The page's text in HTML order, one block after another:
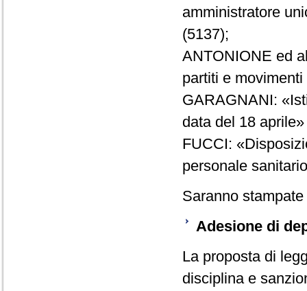
amministratore
(5137);
ANTONIONE ed
partiti e
GARAGNANI:
data del 18
FUCCI:
personale
Saranno
Adesione di
La proposta di
disciplina e